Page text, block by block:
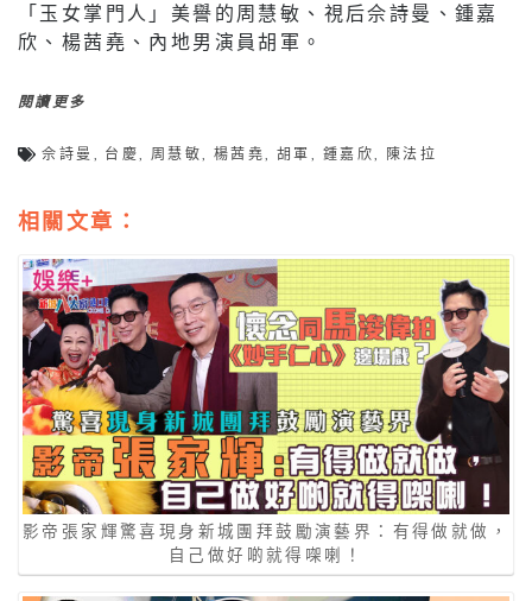
「玉女掌門人」美譽的周慧敏、視后佘詩曼、鍾嘉
欣、楊茜堯、內地男演員胡軍。
閱讀更多
佘詩曼 , 台慶,周慧敏,楊茜堯,胡軍 , 鍾嘉欣, 陳法拉
相關文章：
影帝張家輝驚喜現身新城團拜鼓勵演藝界：有得做就做，
自己做好啲就得㗎喇！